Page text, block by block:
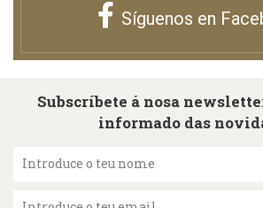
Síguenos en
Subscríbete á nosa
informado das
Introduce o teu nome